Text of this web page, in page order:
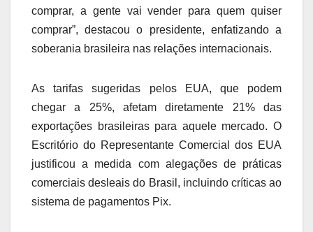
comprar, a gente vai vender para quem quiser
comprar”, destacou o presidente, enfatizando a
soberania brasileira nas relações internacionais.
As tarifas sugeridas pelos EUA, que podem
chegar a 25%, afetam diretamente 21% das
exportações brasileiras para aquele mercado. O
Escritório do Representante Comercial dos EUA
justificou a medida com alegações de práticas
comerciais desleais do Brasil, incluindo críticas ao
sistema de pagamentos Pix.